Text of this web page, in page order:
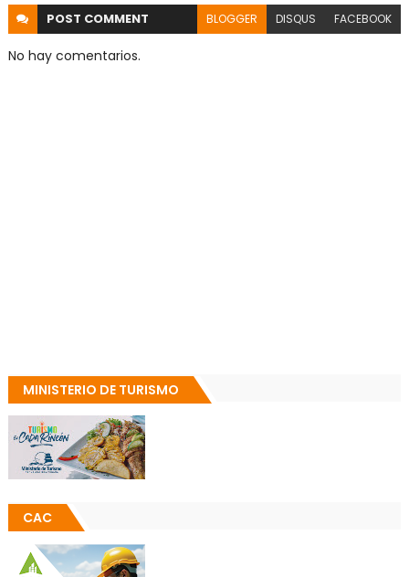
POST COMMENT BLOGGER DISQUS FACEBOOK
No hay comentarios.
MINISTERIO DE TURISMO
CAC